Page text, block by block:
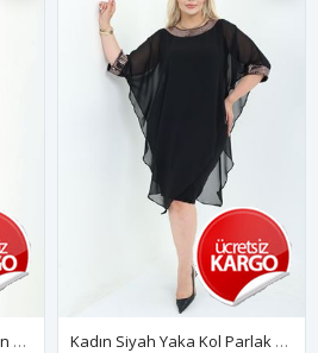
Salkım Payetli Büyük Beden Abiye Elbise 4A-2799 Kadın Siyah Yaka Kol Parlak Bakır Detaylı Şık Davet Ve Özel Gün Elbisesi 9D-2798